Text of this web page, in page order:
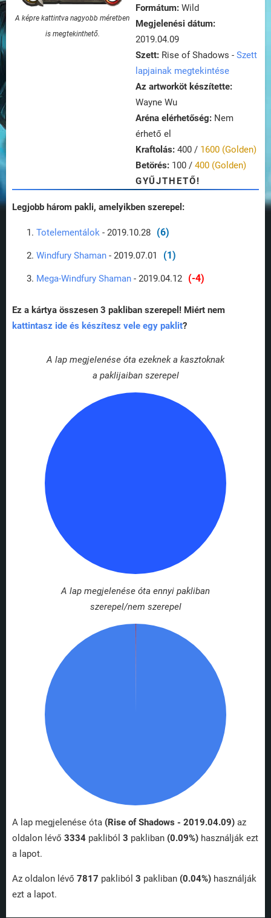
A képre kattintva nagyobb méretben
is megtekinthető.
Formátum: Wild
Megjelenési dátum:
2019.04.09
Szett: Rise of Shadows - Szett
lapjainak megtekintése
Az artworköt készítette:
Wayne Wu
Aréna elérhetőség: Nem
érhető el
Kraftolás: 400 / 1600 (Golden)
Betörés: 100 / 400 (Golden)
GYŰJTHETŐ!
Legjobb három pakli, amelyikben szerepel:
Totelementálok - 2019.10.28 (6)
Windfury Shaman - 2019.07.01 (1)
Mega-Windfury Shaman - 2019.04.12 (-4)
Ez a kártya összesen 3 pakliban szerepel! Miért nem
kattintasz ide és készítesz vele egy paklit?
A lap megjelenése óta ezeknek a kasztoknak
a paklijaiban szerepel
A lap megjelenése óta ennyi pakliban
szerepel/nem szerepel
A lap megjelenése óta (Rise of Shadows - 2019.04.09) az
oldalon lévő 3334 pakliból 3 pakliban (0.09%) használják ezt
a lapot.
Az oldalon lévő 7817 pakliból 3 pakliban (0.04%) használják
ezt a lapot.